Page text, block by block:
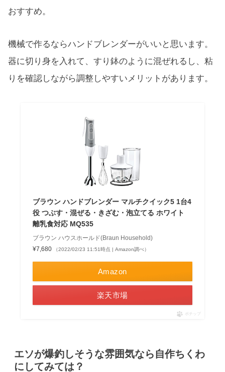
おすすめ。
機械で作るならハンドブレンダーがいいと思います。
器に切り身を入れて、すり鉢のように混ぜれるし、粘
りを確認しながら調整しやすいメリットがあります。
ブラウン ハンドブレンダー マルチクイック5 1台4
役 つぶす・混ぜる・きざむ・泡立てる ホワイト
離乳食対応 MQ535
ブラウン ハウスホールド(Braun Household)
¥7,680
（2022/02/23 11:51時点 | Amazon調べ）
Amazon
楽天市場
ポチップ
エソが爆釣しそうな雰囲気なら自作ちくわ
にしてみては？